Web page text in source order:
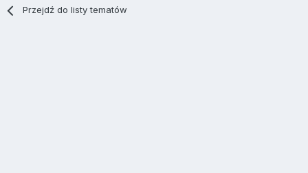
Przejdź do listy tematów